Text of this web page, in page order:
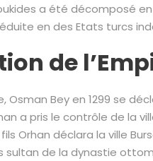
a été décomposé
en des Etats turcs
de
Osman Bey en 1299 se
a pris le contrôle de la
fils Orhan déclara la ville
sultan de la dynastie